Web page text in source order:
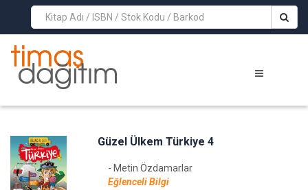
>
Güzel Ülkem Türkiye 4
- Metin Özdamarlar
Eğlenceli Bilgi